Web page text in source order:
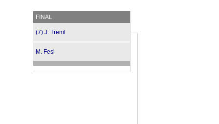
FINAL
(7) J. Treml
M. Fesl